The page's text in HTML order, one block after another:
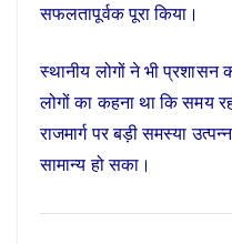
सफलतापूर्वक पूरा किया।
स्थानीय लोगों ने भी प्रशासन
लोगों का कहना था कि समय
राजमार्ग पर बड़ी समस्या
सामान्य हो सका।